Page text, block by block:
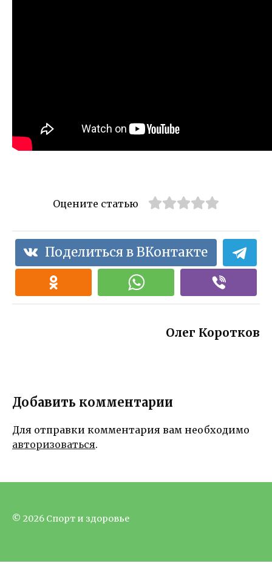
Оцените статью
Поделиться в ВКонтакте
Олег Коротков
Добавить комментарии
Для отправки комментария вам необходимо
авторизоваться.
© 2026 Спорт и здоровье